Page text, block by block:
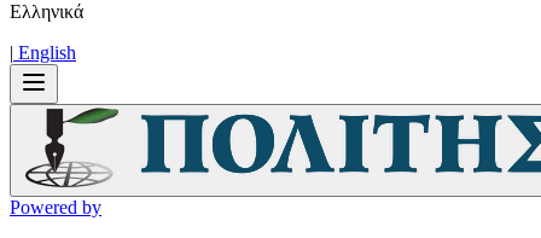
Ελληνικά
| Εnglish
Powered by